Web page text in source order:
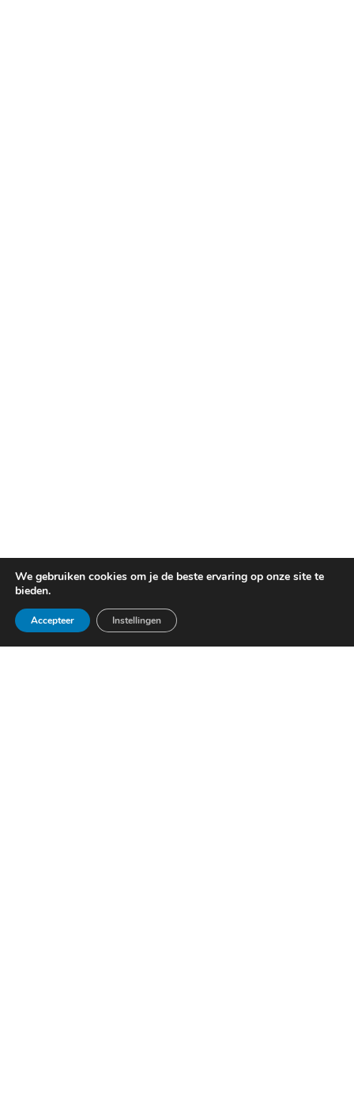
We gebruiken cookies om je de beste ervaring op onze site te
bieden.
Accepteer Instellingen